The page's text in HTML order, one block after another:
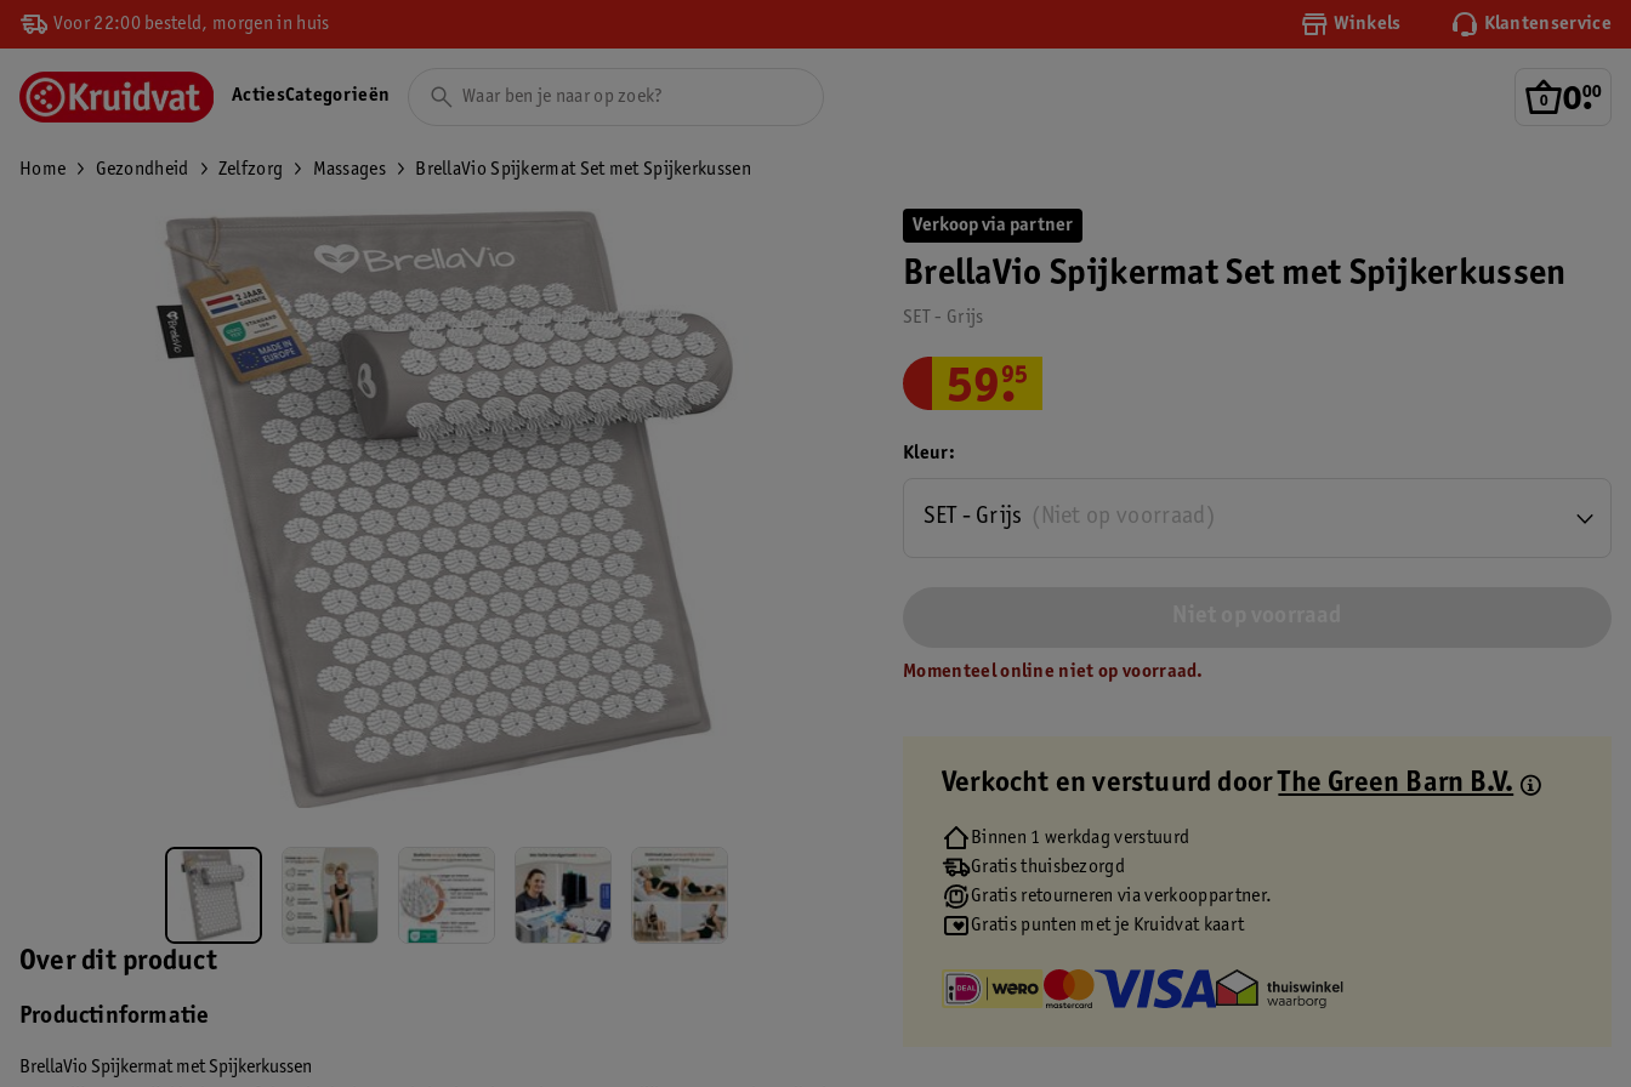
Voor 22:00 besteld, morgen in huis Winkels Klantenservice
0.
00
ActiesCategorieën
Home Gezondheid Zelfzorg Massages BrellaVio Spijkermat Set met Spijkerkussen
Over dit product
Productinformatie
BrellaVio Spijkermat met Spijkerkussen
Verkoop via partner
BrellaVio Spijkermat Set met Spijkerkussen
SET - Grijs
59.
95
Kleur
(Niet op voorraad)
SET - Grijs
Momenteel online niet op voorraad.
Verkocht en verstuurd door The Green Barn B.V.
Binnen 1 werkdag verstuurd
Gratis thuisbezorgd
Gratis retourneren via verkooppartner.
Gratis punten met je Kruidvat kaart